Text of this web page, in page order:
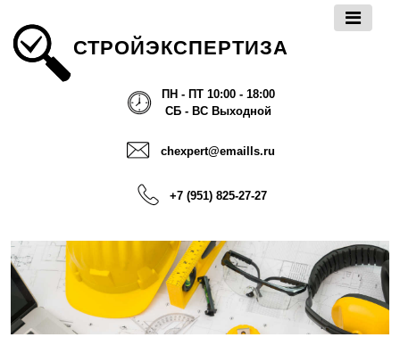
СТРОЙЭКСПЕРТИЗА
ПН - ПТ 10:00 - 18:00
СБ - ВС Выходной
chexpert@emaills.ru
+7 (951) 825-27-27